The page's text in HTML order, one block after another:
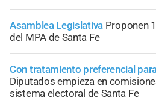
Asamblea Legislativa Proponen
del MPA de Santa Fe
Con tratamiento preferencial
Diputados empieza en
sistema electoral de Santa Fe